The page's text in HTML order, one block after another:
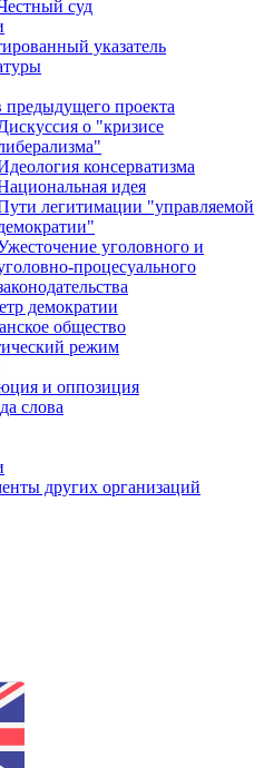
суд
указатель
проекта
о "кризисе
консерватизма
идея
легитимации "управляемой
уголовного и
процесуального
демократии
общество
режим
и оппозиция
слова
других организаций